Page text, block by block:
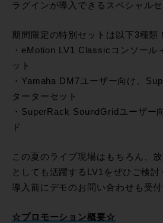
ラグインが導入できるスペシャルセ
期間限定の特別セットは以下3種類！
・eMotion LV1 Classicコンソール
ット
・Yamaha DM7ユーザー向け、
ターターセット
・SuperRack SoundGridユーザー
ド
この夏のライブ現場はもちろん、
としても活躍するLV1をぜひご検討
導入前にデモのお問い合わせも受付
☆プロモーション概要☆